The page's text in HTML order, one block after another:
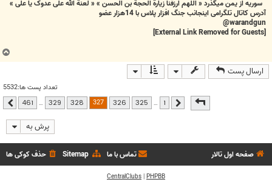
سوریه از یمن میگذرد « اللهم ارزقنا زيارة الحجة بن الحسن » « لعنة الله علی عدوک یا علی »
آدرس کاتال تلگرامی اینجانب جنگ افزار پلاس با 14هزار عضو
warandgun@
ب
ا
ارسال پست
تعداد پست ها:5532
461 قبلی …
325
326
327
328
329
…
461 بعدی
پرش به
صفحه اول تالار حذف کوکی ها Sitemap تماس با ما
PHPBB
|
CentralClubs